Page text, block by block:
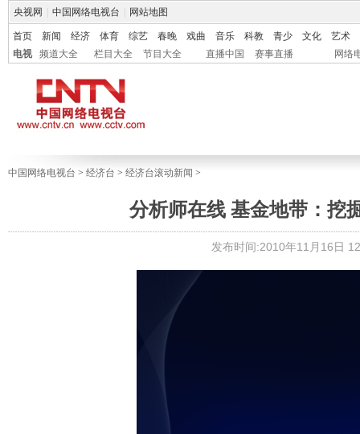
央视网 中国网络电视台 网站地图
首页 新闻 经济 体育 综艺 春晚 戏曲 音乐 科教 青少 文化
艺术
电视
频道大全 栏目大全 节目大全 直播中国 赛事直播 网络
中国网络电视台 > 经济台 > 经济台滚动新闻 >
分析师在线 基金地带：挖
发布时间:2010年11月16日